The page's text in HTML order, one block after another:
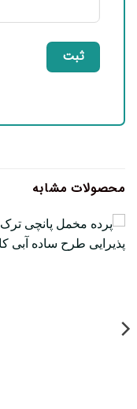
محصولات مشابه